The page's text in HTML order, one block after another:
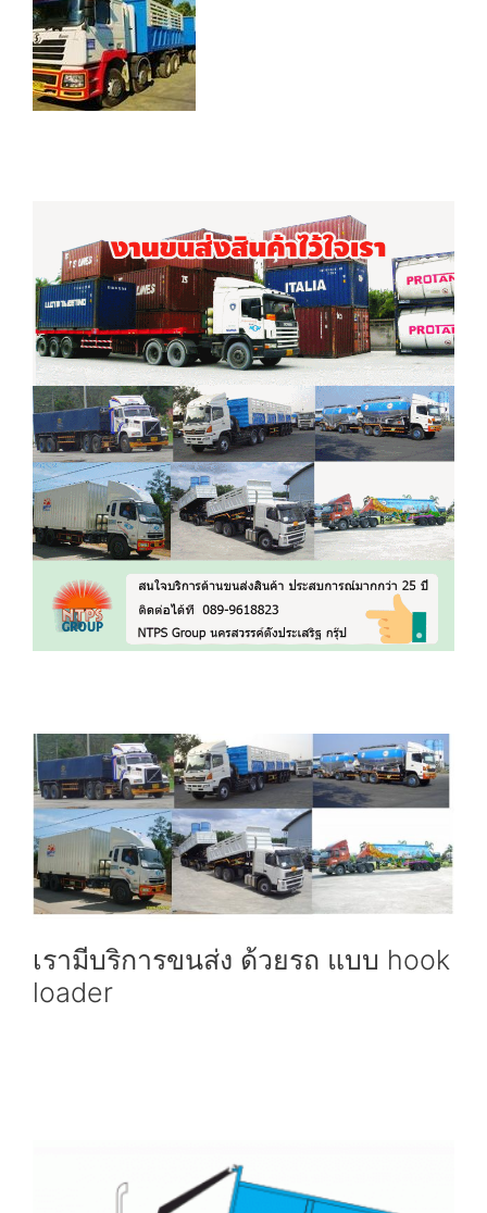
เรามีบริการขนส่ง ด้วยรถ แบบ hook
loader